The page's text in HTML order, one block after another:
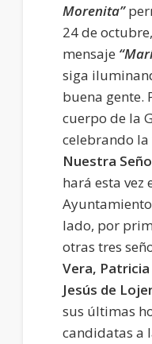
Morenita”
24 de
mensaje
siga
buena gente.
cuerpo de la
celebrando
Nuestra
hará esta vez
lado, por
otras tres
Vera,
Jesús de
sus últimas
candidatas a